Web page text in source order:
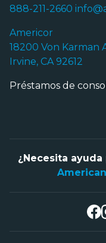
888-211-2660
Americor
18200 Von Karman
Irvine, CA 92612
Préstamos de
¿Necesita